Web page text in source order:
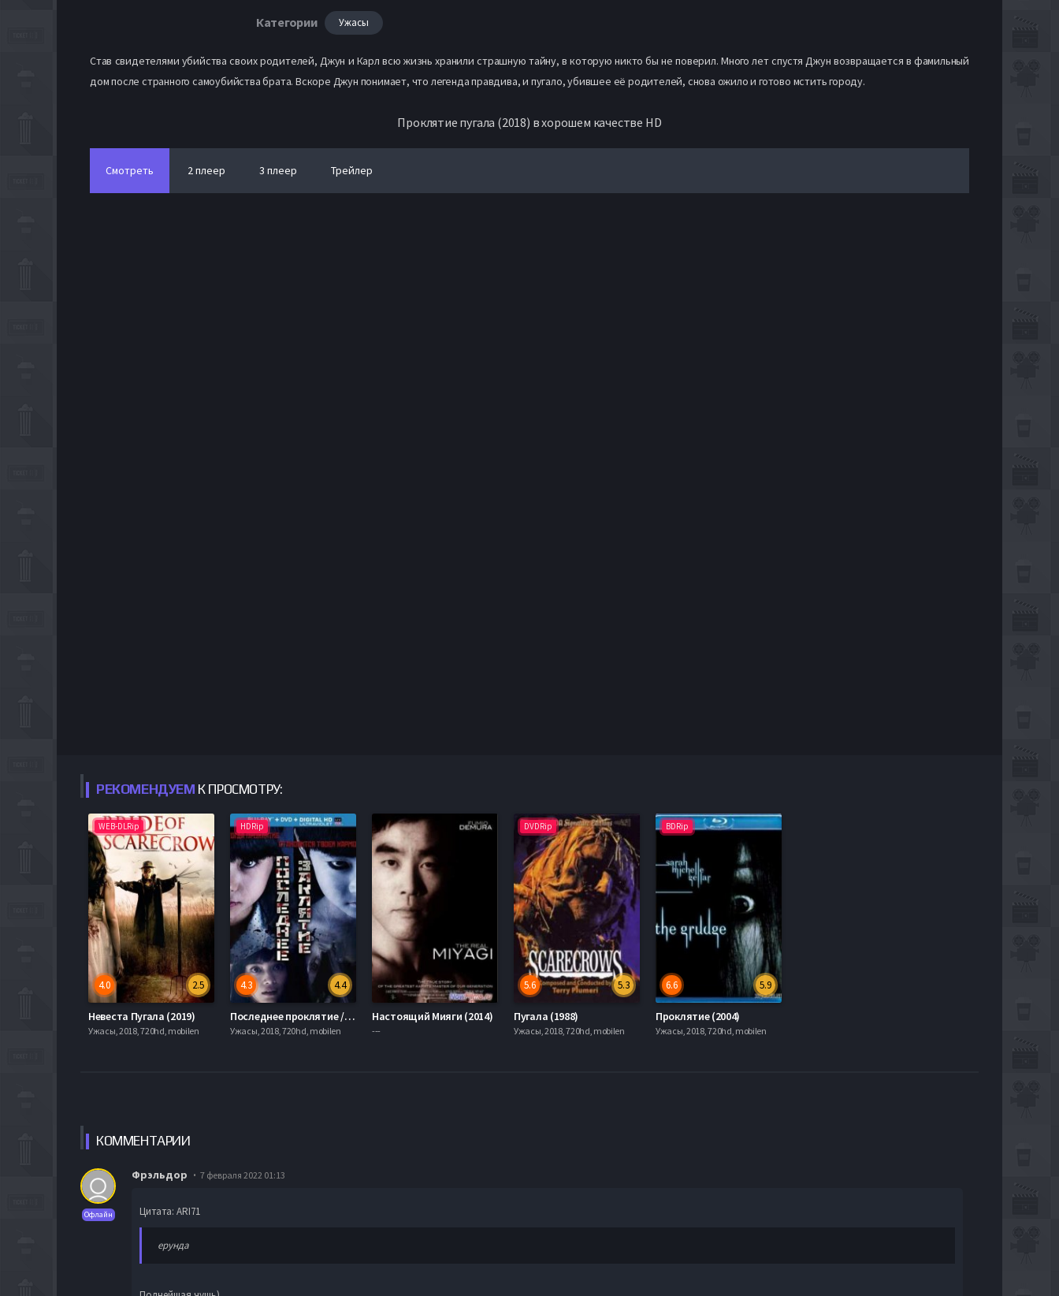
Категории Ужасы
Став свидетелями убийства своих родителей, Джун и Карл всю жизнь хранили страшную тайну, в которую никто бы не поверил. Много лет спустя Джун возвращается в фамильный
дом после странного самоубийства брата. Вскоре Джун понимает, что легенда правдива, и пугало, убившее её родителей, снова ожило и готово мстить городу.
Проклятие пугала (2018) в хорошем качестве HD
Смотреть 2 плеер 3 плеер Трейлер
РЕКОМЕНДУЕМ К ПРОСМОТРУ:
WEB-DLRip
2.5
4.0
Невеста Пугала (2019)
Ужасы, 2018, 720hd, mobilen
HDRip
4.4
4.3
Последнее проклятие / Джу-Он: Последнее проклятие (2015)
Ужасы, 2018, 720hd, mobilen
Настоящий Мияги (2014)
---
DVDRip
5.3
5.6
Пугала (1988)
Ужасы, 2018, 720hd, mobilen
BDRip
5.9
6.6
Проклятие (2004)
Ужасы, 2018, 720hd, mobilen
КОММЕНТАРИИ
Офлайн
Фрэльдор 7 февраля 2022 01:13
Цитата: ARI71
ерунда